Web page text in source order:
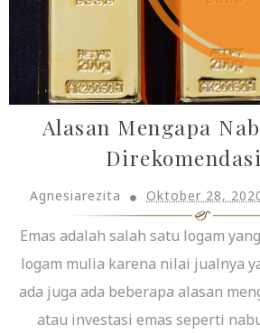
Alasan Mengapa
Agnesiarezita Oktober 28,
Emas adalah salah satu logam
logam mulia karena nilai jualnya
ada juga ada beberapa alasan
atau investasi emas seperti